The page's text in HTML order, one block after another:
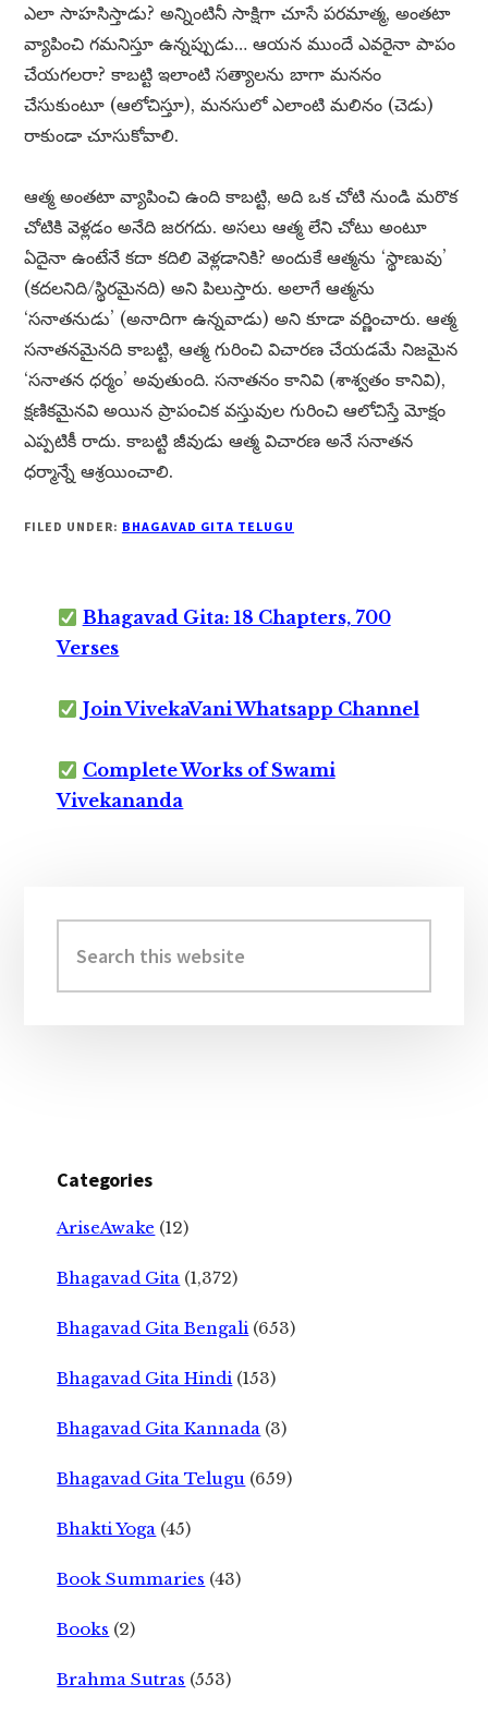
ఎలా సాహసిస్తాడు? అన్నింటినీ సాక్షిగా చూసే పరమాత్మ, అంతటా
వ్యాపించి గమనిస్తూ ఉన్నప్పుడు… ఆయన ముందే ఎవరైనా పాపం
చేయగలరా? కాబట్టి ఇలాంటి సత్యాలను బాగా మననం
చేసుకుంటూ (ఆలోచిస్తూ), మనసులో ఎలాంటి మలినం (చెడు)
రాకుండా చూసుకోవాలి.
ఆత్మ అంతటా వ్యాపించి ఉంది కాబట్టి, అది ఒక చోటి నుండి మరొక
చోటికి వెళ్లడం అనేది జరగదు. అసలు ఆత్మ లేని చోటు అంటూ
ఏదైనా ఉంటేనే కదా కదిలి వెళ్లడానికి? అందుకే ఆత్మను ‘స్థాణువు’
(కదలనిది/స్థిరమైనది) అని పిలుస్తారు. అలాగే ఆత్మను
‘సనాతనుడు’ (అనాదిగా ఉన్నవాడు) అని కూడా వర్ణించారు. ఆత్మ
సనాతనమైనది కాబట్టి, ఆత్మ గురించి విచారణ చేయడమే నిజమైన
‘సనాతన ధర్మం’ అవుతుంది. సనాతనం కానివి (శాశ్వతం కానివి),
క్షణికమైనవి అయిన ప్రాపంచిక వస్తువుల గురించి ఆలోచిస్తే మోక్షం
ఎప్పటికీ రాదు. కాబట్టి జీవుడు ఆత్మ విచారణ అనే సనాతన
ధర్మాన్నే ఆశ్రయించాలి.
FILED UNDER: BHAGAVAD GITA TELUGU
Bhagavad Gita: 18 Chapters, 700
Verses
Join VivekaVani Whatsapp Channel
Complete Works of Swami
Vivekananda
Sidebar
this
website
Categories
AriseAwake (12)
Bhagavad Gita (1,372)
Bhagavad Gita Bengali (653)
Bhagavad Gita Hindi (153)
Bhagavad Gita Kannada (3)
Bhagavad Gita Telugu (659)
Bhakti Yoga (45)
Book Summaries (43)
Books (2)
Brahma Sutras (553)